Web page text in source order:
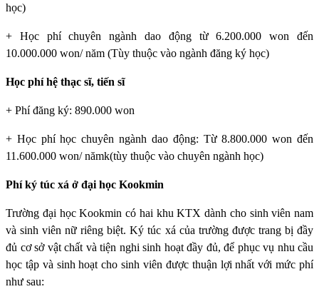
học)
+ Học phí chuyên ngành dao động từ 6.200.000 won đến
10.000.000 won/ năm (Tùy thuộc vào ngành đăng ký học)
Học phí hệ thạc sĩ, tiến sĩ
+ Phí đăng ký: 890.000 won
+ Học phí học chuyên ngành dao động: Từ 8.800.000 won đến
11.600.000 won/ nămk(tùy thuộc vào chuyên ngành học)
Phí ký túc xá ở đại học Kookmin
Trường đại học Kookmin có hai khu KTX dành cho sinh viên nam
và sinh viên nữ riêng biệt. Ký túc xá của trường được trang bị đầy
đủ cơ sở vật chất và tiện nghi sinh hoạt đầy đủ, để phục vụ nhu cầu
học tập và sinh hoạt cho sinh viên được thuận lợi nhất với mức phí
như sau: